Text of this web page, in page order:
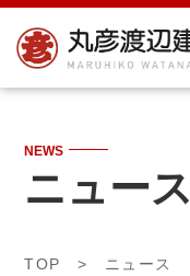
NEWS
ニュース
TOP >
ニュース